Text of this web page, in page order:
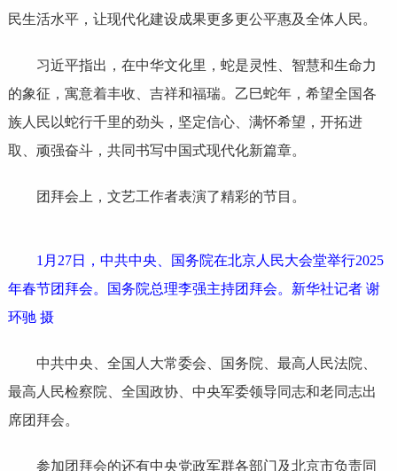
民生活水平，让现代化建设成果更多更公平惠及全体人民。
习近平指出，在中华文化里，蛇是灵性、智慧和生命力
的象征，寓意着丰收、吉祥和福瑞。乙巳蛇年，希望全国各
族人民以蛇行千里的劲头，坚定信心、满怀希望，开拓进
取、顽强奋斗，共同书写中国式现代化新篇章。
团拜会上，文艺工作者表演了精彩的节目。
1月27日，中共中央、国务院在北京人民大会堂举行2025
年春节团拜会。国务院总理李强主持团拜会。新华社记者 谢
环驰 摄
中共中央、全国人大常委会、国务院、最高人民法院、
最高人民检察院、全国政协、中央军委领导同志和老同志出
席团拜会。
参加团拜会的还有中央党政军群各部门及北京市负责同